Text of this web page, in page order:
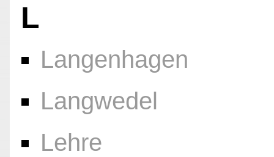
L
Langenhagen
Langwedel
Lehre